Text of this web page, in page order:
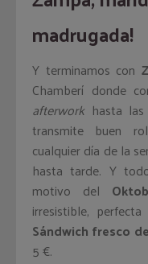
madrugada!
Y terminamos con
Chamberí donde
afterworkhasta las
transmite buen
cualquier día de la
hasta tarde. Y
motivo del
irresistible,
Sándwich fresco
5 €.